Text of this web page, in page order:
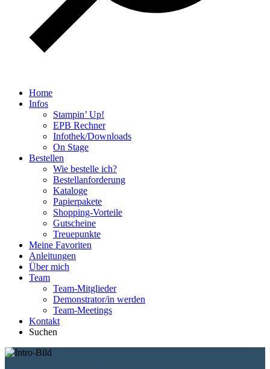
Home
Infos
Stampin’ Up!
EPB Rechner
Infothek/Downloads
On Stage
Bestellen
Wie bestelle ich?
Bestellanforderung
Kataloge
Papierpakete
Shopping-Vorteile
Gutscheine
Treuepunkte
Meine Favoriten
Anleitungen
Über mich
Team
Team-Mitglieder
Demonstrator/in werden
Team-Meetings
Kontakt
Suchen